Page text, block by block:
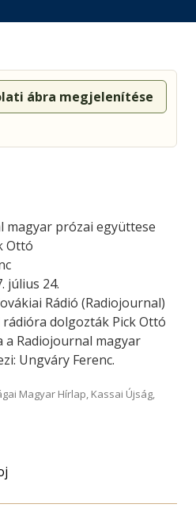
ábra megjelenítése
magyar prózai együttese
Ottó
július 24.
Rádió (Radiojournal)
dolgozták Pick Ottó
a Radiojournal magyar
Ungváry Ferenc.
Magyar Hírlap, Kassai Újság,